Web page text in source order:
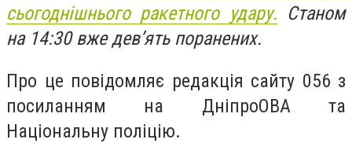
сьогоднішнього ракетного удару. Станом
на 14:30 вже дев’ять поранених.
Про це повідомляє редакція сайту 056 з
посиланням на ДніпроОВА та
Національну поліцію.